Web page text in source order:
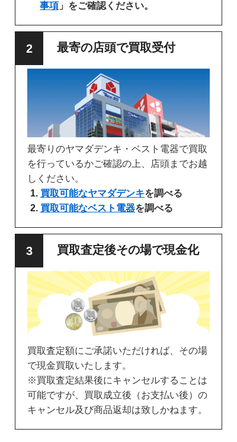
事項 」をご確認ください。
最寄の店頭で買取受付
最寄りのヤマダデンキ・ベスト電器で買取
を行っているかご確認の上、店頭までお越
しください。
買取可能なヤマダデンキを調べる
買取可能なベスト電器を調べる
買取査定後その場で現金化
買取査定額にご承諾いただければ、その場
で現金買取いたします。
※買取査定結果後にキャンセルすることは
可能ですが、買取成立後（お支払い後）の
キャンセル及び商品返却は致しかねます。